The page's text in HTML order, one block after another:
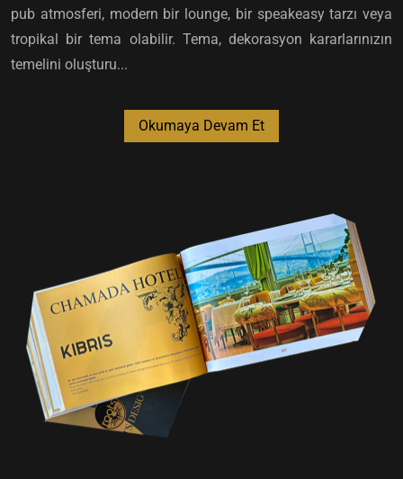
pub atmosferi, modern bir lounge, bir speakeasy tarzı veya
tropikal bir tema olabilir. Tema, dekorasyon kararlarınızın
temelini oluşturu...
Okumaya Devam Et